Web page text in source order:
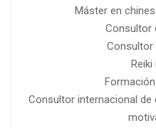
Máster en
Consultor
Consultor
Consultor internacional de